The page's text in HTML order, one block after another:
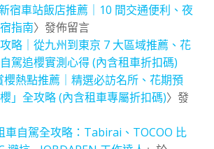
宿車站飯店推薦｜10 間交通便利、夜
指南〉發佈留言
略｜從九州到東京 7 大區域推薦、花
駕追櫻實測心得 (內含租車折扣碼)
櫻熱點推薦｜精選必訪名所、花期預
」全攻略 (內含租車專屬折扣碼)〉發
車自駕全攻略：Tabirai、TOCOO 比